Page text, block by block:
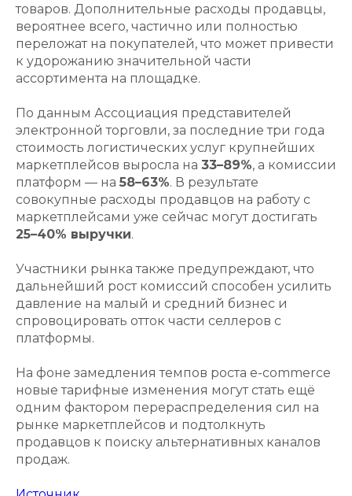
товаров. Дополнительные расходы продавцы,
вероятнее всего, частично или полностью
переложат на покупателей, что может привести
к удорожанию значительной части
ассортимента на площадке.
По данным Ассоциация представителей
электронной торговли, за последние три года
стоимость логистических услуг крупнейших
маркетплейсов выросла на 33–89%, а комиссии
платформ — на 58–63%. В результате
совокупные расходы продавцов на работу с
маркетплейсами уже сейчас могут достигать
25–40% выручки.
Участники рынка также предупреждают, что
дальнейший рост комиссий способен усилить
давление на малый и средний бизнес и
спровоцировать отток части селлеров с
платформы.
На фоне замедления темпов роста e-commerce
новые тарифные изменения могут стать ещё
одним фактором перераспределения сил на
рынке маркетплейсов и подтолкнуть
продавцов к поиску альтернативных каналов
продаж.